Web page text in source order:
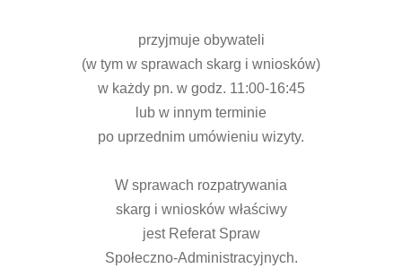
przyjmuje obywateli
(w tym w sprawach skarg i wniosków)
w każdy pn. w godz. 11:00-16:45
lub w innym terminie
po uprzednim umówieniu wizyty.
W sprawach rozpatrywania
skarg i wniosków właściwy
jest Referat Spraw
Społeczno-Administracyjnych.